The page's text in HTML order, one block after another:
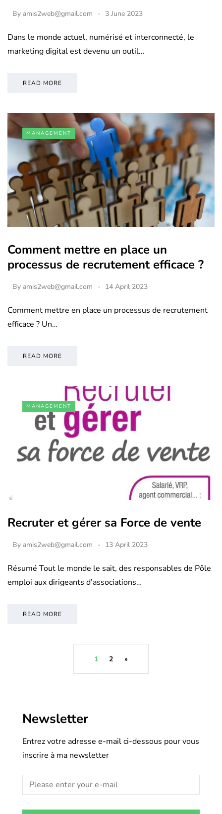
By amis2web@gmail.com 3 June 2023
Dans le monde actuel, numérisé et interconnecté, le
marketing digital est devenu un outil…
READ MORE
MANAGEMENT
Comment mettre en place un
processus de recrutement efficace ?
By amis2web@gmail.com 14 April 2023
Comment mettre en place un processus de recrutement
efficace ? Un…
READ MORE
MANAGEMENT
Recruter et gérer sa Force de vente
By amis2web@gmail.com 13 April 2023
Résumé Tout le monde le sait, des responsables de Pôle
emploi aux dirigeants d’associations…
READ MORE
1 2 »
Newsletter
Entrez votre adresse e-mail ci-dessous pour vous
inscrire à ma newsletter